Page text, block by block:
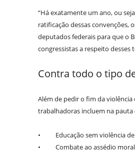
“Há exatamente um ano, ou
ratificação dessas convenções,
deputados federais para que o
congressistas a respeito desses
Contra todo o tipo
Além de pedir o fim da violência
trabalhadoras incluem na pauta
• Educação sem violência de
• Combate ao assédio moral